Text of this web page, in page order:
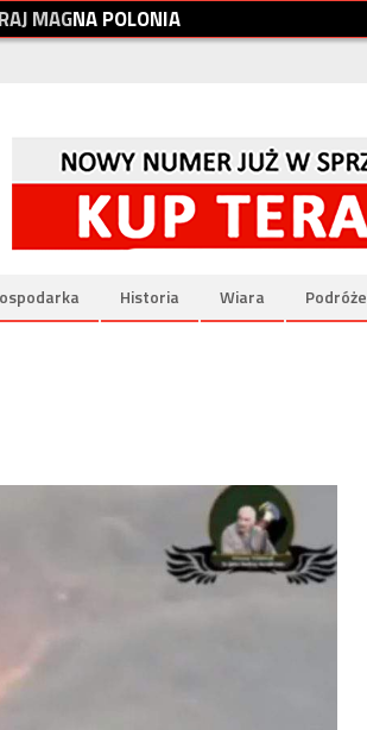
RAJMAGNAPOLONIA
Historia Wiara Podróże